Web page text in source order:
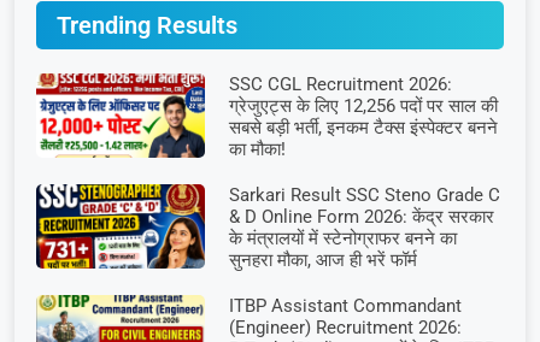
Trending Results
SSC CGL Recruitment 2026:
ग्रेजुएट्स के लिए 12,256 पदों पर साल की
सबसे बड़ी भर्ती, इनकम टैक्स इंस्पेक्टर बनने
का मौका!
Sarkari Result SSC Steno Grade C
& D Online Form 2026: केंद्र सरकार
के मंत्रालयों में स्टेनोग्राफर बनने का
सुनहरा मौका, आज ही भरें फॉर्म
ITBP Assistant Commandant
(Engineer) Recruitment 2026: